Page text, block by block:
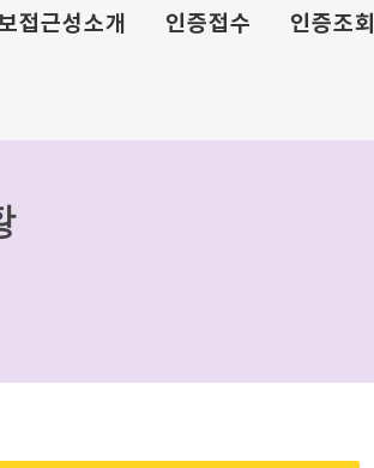
접근성소개 인증접수 인증조회